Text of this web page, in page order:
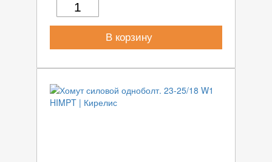
В корзину